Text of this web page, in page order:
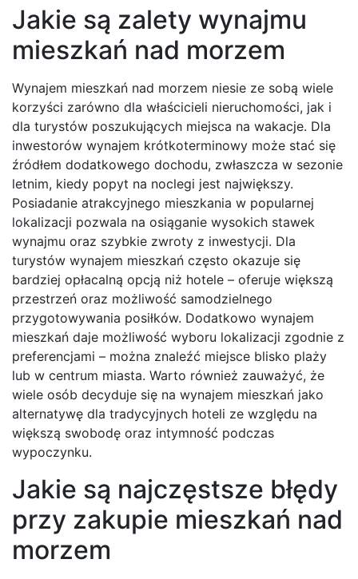
Jakie są zalety wynajmu
mieszkań nad morzem
Wynajem mieszkań nad morzem niesie ze sobą wiele
korzyści zarówno dla właścicieli nieruchomości, jak i
dla turystów poszukujących miejsca na wakacje. Dla
inwestorów wynajem krótkoterminowy może stać się
źródłem dodatkowego dochodu, zwłaszcza w sezonie
letnim, kiedy popyt na noclegi jest największy.
Posiadanie atrakcyjnego mieszkania w popularnej
lokalizacji pozwala na osiąganie wysokich stawek
wynajmu oraz szybkie zwroty z inwestycji. Dla
turystów wynajem mieszkań często okazuje się
bardziej opłacalną opcją niż hotele – oferuje większą
przestrzeń oraz możliwość samodzielnego
przygotowywania posiłków. Dodatkowo wynajem
mieszkań daje możliwość wyboru lokalizacji zgodnie z
preferencjami – można znaleźć miejsce blisko plaży
lub w centrum miasta. Warto również zauważyć, że
wiele osób decyduje się na wynajem mieszkań jako
alternatywę dla tradycyjnych hoteli ze względu na
większą swobodę oraz intymność podczas
wypoczynku.
Jakie są najczęstsze błędy
przy zakupie mieszkań nad
morzem